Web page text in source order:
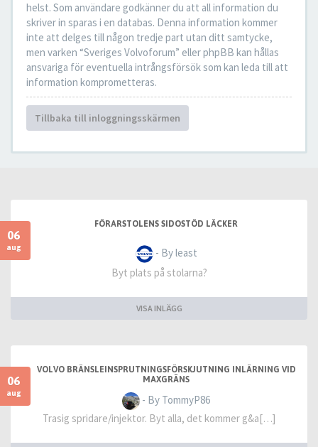
helst. Som användare godkänner du att all information du
skriver in sparas i en databas. Denna information kommer
inte att delges till någon tredje part utan ditt samtycke,
men varken “Sveriges Volvoforum” eller phpBB kan hållas
ansvariga för eventuella intrångsförsök som kan leda till att
information komprometteras.
Tillbaka till inloggningsskärmen
06
aug
FÖRARSTOLENS SIDOSTÖD LÄCKER
- By least
Byt plats på stolarna?
VISA INLÄGG
06
aug
VOLVO BRÄNSLEINSPRUTNINGSFÖRSKJUTNING INLÄRNING VID
MAXGRÄNS
- By TommyP86
Trasig spridare/injektor. Byt alla, det kommer g&a[…]